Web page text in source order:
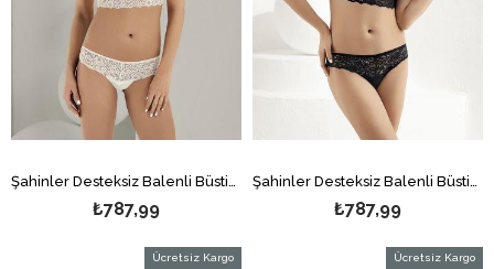
₺787,99 ₺787,99
Ücretsiz Kargo Ücretsiz Kargo